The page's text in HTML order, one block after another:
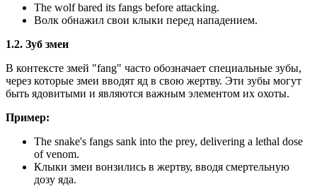
The wolf bared its fangs before attacking.
Волк обнажил свои клыки перед нападением.
1.2. Зуб змеи
В контексте змей "fang" часто обозначает специальные зубы,
через которые змеи вводят яд в свою жертву. Эти зубы могут
быть ядовитыми и являются важным элементом их охоты.
Пример:
The snake's fangs sank into the prey, delivering a lethal dose
of venom.
Клыки змеи вонзились в жертву, вводя смертельную
дозу яда.